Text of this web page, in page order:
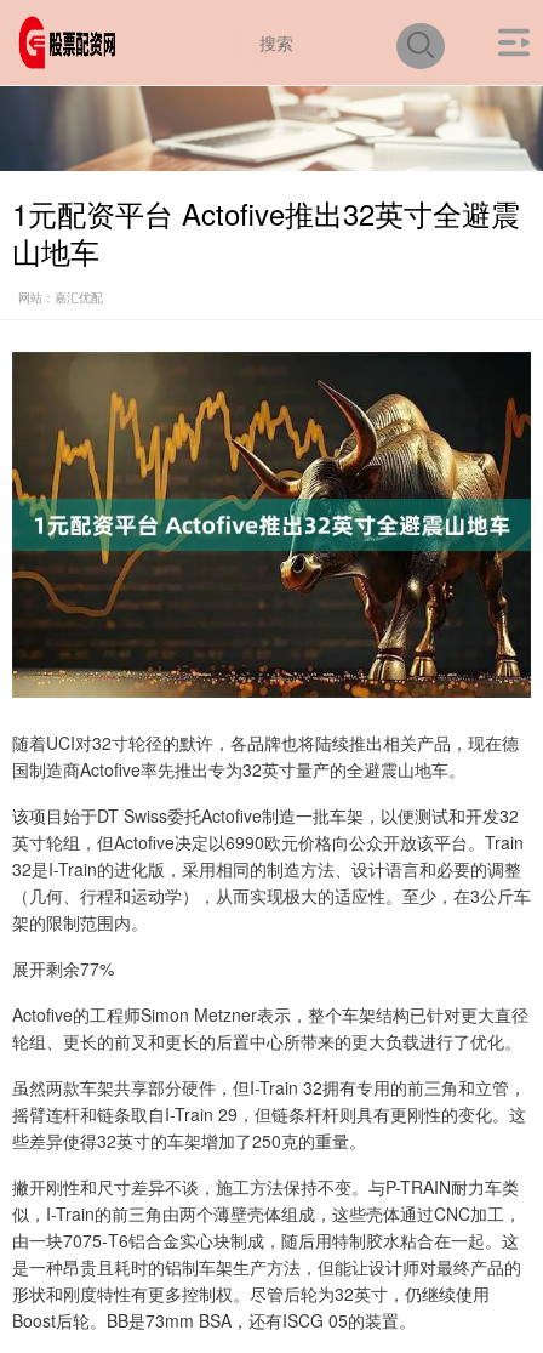
1元配资平台 Actofive推出32英寸全避震
山地车
网站：嘉汇优配
随着UCI对32寸轮径的默许，各品牌也将陆续推出相关产品，现在德
国制造商Actofive率先推出专为32英寸量产的全避震山地车。
该项目始于DT Swiss委托Actofive制造一批车架，以便测试和开发32
英寸轮组，但Actofive决定以6990欧元价格向公众开放该平台。Train
32是I-Train的进化版，采用相同的制造方法、设计语言和必要的调整
（几何、行程和运动学），从而实现极大的适应性。至少，在3公斤车
架的限制范围内。
展开剩余77%
Actofive的工程师Simon Metzner表示，整个车架结构已针对更大直径
轮组、更长的前叉和更长的后置中心所带来的更大负载进行了优化。
虽然两款车架共享部分硬件，但I-Train 32拥有专用的前三角和立管，
摇臂连杆和链条取自I-Train 29，但链条杆杆则具有更刚性的变化。这
些差异使得32英寸的车架增加了250克的重量。
撇开刚性和尺寸差异不谈，施工方法保持不变。与P-TRAIN耐力车类
似，I-Train的前三角由两个薄壁壳体组成，这些壳体通过CNC加工，
由一块7075-T6铝合金实心块制成，随后用特制胶水粘合在一起。这
是一种昂贵且耗时的铝制车架生产方法，但能让设计师对最终产品的
形状和刚度特性有更多控制权。尽管后轮为32英寸，仍继续使用
Boost后轮。BB是73mm BSA，还有ISCG 05的装置。